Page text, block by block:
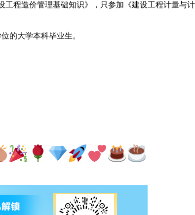
工程造价管理基础知识》，只参加《建设工程计量与
的大学本科毕业生。